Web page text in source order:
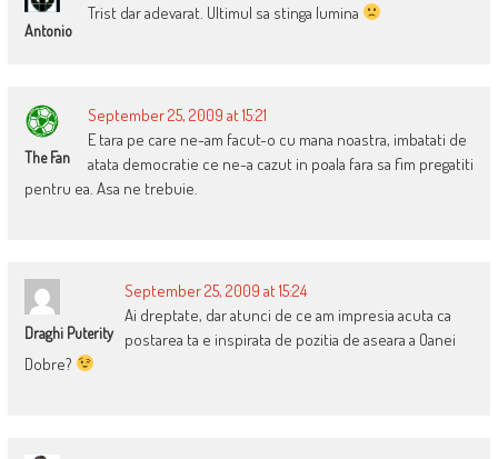
Antonio
Trist dar adevarat. Ultimul sa stinga lumina
The Fan
September 25, 2009 at 15:21
E tara pe care ne-am facut-o cu mana noastra, imbatati de
atata democratie ce ne-a cazut in poala fara sa fim pregatiti
pentru ea. Asa ne trebuie.
Draghi Puterity
September 25, 2009 at 15:24
Ai dreptate, dar atunci de ce am impresia acuta ca
postarea ta e inspirata de pozitia de aseara a Oanei
Dobre?